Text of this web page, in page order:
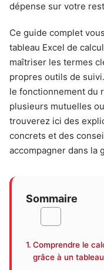
dépense sur votre
Ce guide complet
tableau Excel de
maîtriser les termes
propres outils de
le fonctionnement du
plusieurs mutuelles
trouverez ici des
concrets et des
accompagner dans la
Sommaire
Comprendre le
grâce à un